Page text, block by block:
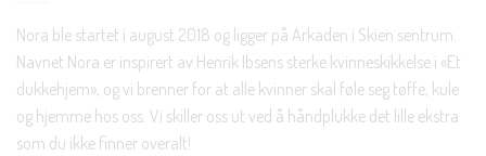
Nora ble startet i august 2018 og ligger på Arkaden i Skien sentrum.
Navnet Nora er inspirert av Henrik Ibsens sterke kvinneskikkelse i «Et
dukkehjem», og vi brenner for at alle kvinner skal føle seg tøffe, kule
og hjemme hos oss. Vi skiller oss ut ved å håndplukke det lille ekstra
som du ikke finner overalt!